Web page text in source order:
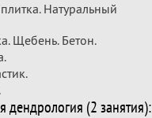
Натуральный
Щебень. Бетон.
дендрология (2 занятия):